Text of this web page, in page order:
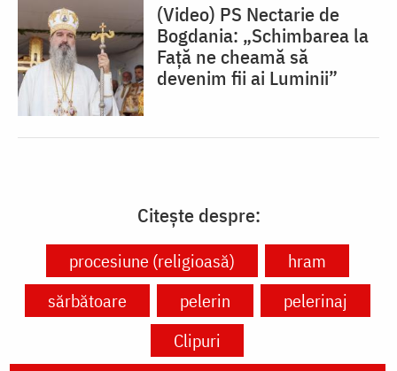
(Video) PS Nectarie de
Bogdania: „Schimbarea la
Față ne cheamă să
devenim fii ai Luminii”
Citește despre:
procesiune (religioasă)
hram
sărbătoare
pelerin
pelerinaj
Clipuri